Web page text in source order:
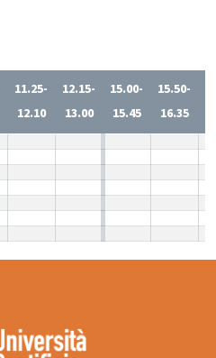
11.25-
12.10
12.15-
13.00
15.00-
15.45
15.50-
16.35